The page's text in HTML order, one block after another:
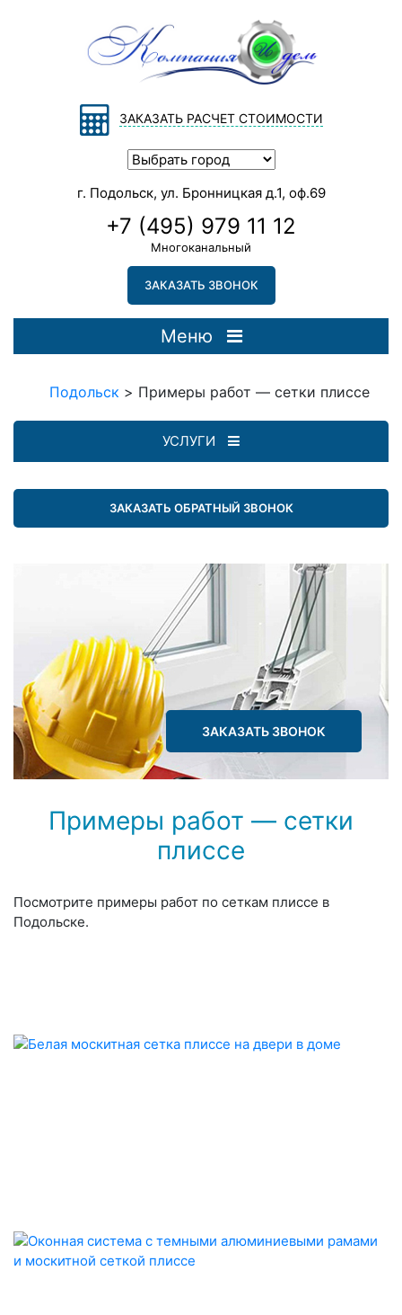
ЗАКАЗАТЬ РАСЧЕТ СТОИМОСТИ
г. Подольск, ул. Бронницкая д.1, оф.69
+7 (495) 979 11 12
Многоканальный
ЗАКАЗАТЬ ЗВОНОК
Меню
Подольск > Примеры работ — сетки плиссе
УСЛУГИ
ЗАКАЗАТЬ ОБРАТНЫЙ ЗВОНОК
ЗАКАЗАТЬ ЗВОНОК
Примеры работ — сетки
плиссе
Посмотрите примеры работ по сеткам плиссе в
Подольске.